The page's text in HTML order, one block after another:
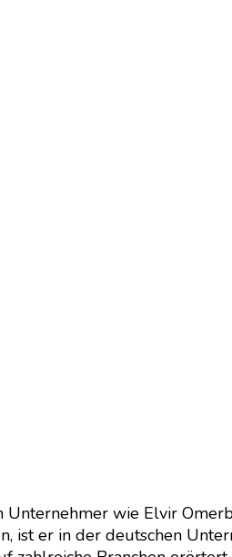
wie Elvir
ist er in der deutschen